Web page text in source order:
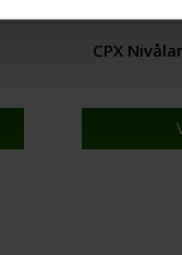
CPX